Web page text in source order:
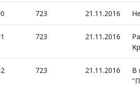
723 21.11.2016
723 21.11.2016
723 21.11.2016
В